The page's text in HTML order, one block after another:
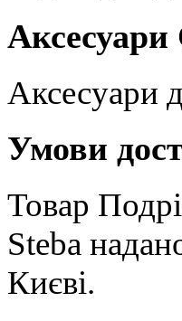
Аксесуари
Умови
Товар
Steba
Києві.